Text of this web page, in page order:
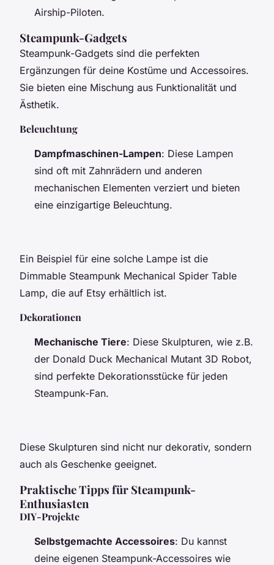
Airship-Piloten.
Steampunk-Gadgets
Steampunk-Gadgets sind die perfekten
Ergänzungen für deine Kostüme und Accessoires.
Sie bieten eine Mischung aus Funktionalität und
Ästhetik.
Beleuchtung
Dampfmaschinen-Lampen: Diese Lampen
sind oft mit Zahnrädern und anderen
mechanischen Elementen verziert und bieten
eine einzigartige Beleuchtung.
Ein Beispiel für eine solche Lampe ist die
Dimmable Steampunk Mechanical Spider Table
Lamp, die auf Etsy erhältlich ist.
Dekorationen
Mechanische Tiere: Diese Skulpturen, wie z.B.
der Donald Duck Mechanical Mutant 3D Robot,
sind perfekte Dekorationsstücke für jeden
Steampunk-Fan.
Diese Skulpturen sind nicht nur dekorativ, sondern
auch als Geschenke geeignet.
Praktische Tipps für Steampunk-
Enthusiasten
DIY-Projekte
Selbstgemachte Accessoires: Du kannst
deine eigenen Steampunk-Accessoires wie